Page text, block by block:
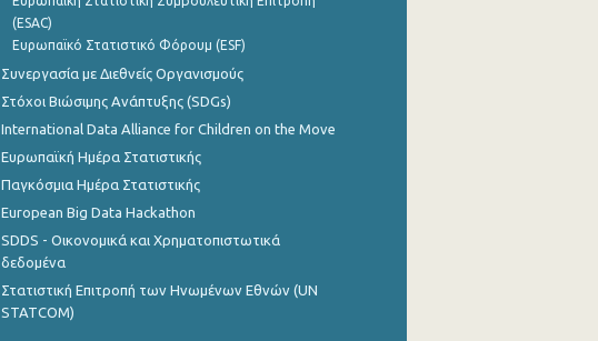
(ESAC)
Ευρωπαϊκό Στατιστικό Φόρουμ (ESF)
Συνεργασία με Διεθνείς Οργανισμούς
Στόχοι Βιώσιμης Ανάπτυξης (SDGs)
International Data Alliance for Children on the Move
Ευρωπαϊκή Ημέρα Στατιστικής
Παγκόσμια Ημέρα Στατιστικής
European Big Data Hackathon
SDDS - Οικονομικά και Χρηματοπιστωτικά
δεδομένα
Στατιστική Επιτροπή των Ηνωμένων Εθνών (UN
STATCOM)